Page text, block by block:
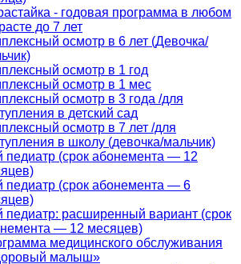
- годовая программа в любом
до 7 лет
осмотр в 6 лет (Девочка/
осмотр в 1 год
осмотр в 1 мес
осмотр в 3 года /для
в детский сад
осмотр в 7 лет /для
в школу (девочка/мальчик)
педиатр (срок абонемента — 12
педиатр (срок абонемента — 6
педиатр: расширенный вариант (срок
— 12 месяцев)
медицинского обслуживания
малыш»